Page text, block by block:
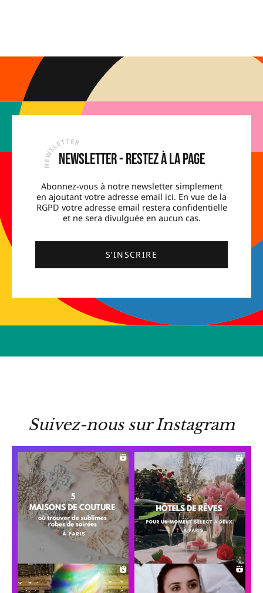
Newsletter - Restez à la page
Abonnez-vous à notre newsletter simplement
en ajoutant votre adresse email ici. En vue de la
RGPD votre adresse email restera confidentielle
et ne sera divulguée en aucun cas.
S’INSCRIRE
Suivez-nous sur Instagram